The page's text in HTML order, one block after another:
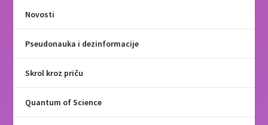
Novosti
Pseudonauka i dezinformacije
Skrol kroz priču
Quantum of Science